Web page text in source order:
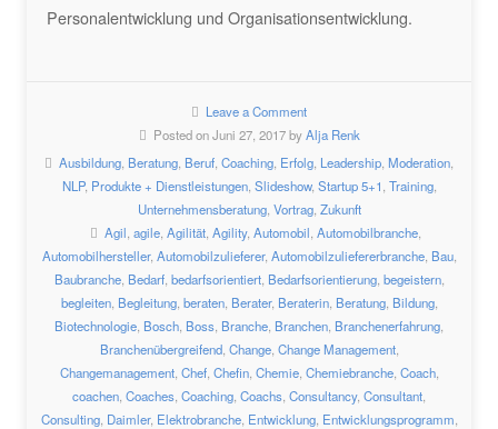
Personalentwicklung und Organisationsentwicklung.
Leave a Comment
Posted on Juni 27, 2017 byAlja Renk
Ausbildung Beratung Beruf Coaching Erfolg Leadership Moderation
NLP, Produkte + Dienstleistungen, Slideshow, Startup 5+1 Training,
Unternehmensberatung, Vortrag, Zukunft
Agil agile Agilität Agility, Automobil Automobilbranche
Automobilhersteller, Automobilzulieferer, Automobilzuliefererbranche, Bau,
Baubranche, Bedarf, bedarfsorientiert, Bedarfsorientierung, begeistern,
begleiten, Begleitung, beraten, Berater, Beraterin, Beratung, Bildung,
Biotechnologie Bosch Boss Branche Branchen Branchenerfahrung
Branchenübergreifend, Change, Change Management,
Changemanagement, Chef, Chefin, Chemie, Chemiebranche, Coach,
coachen Coaches Coaching Coachs Consultancy, Consultant
Consulting, Daimler, Elektrobranche, Entwicklung, Entwicklungsprogramm